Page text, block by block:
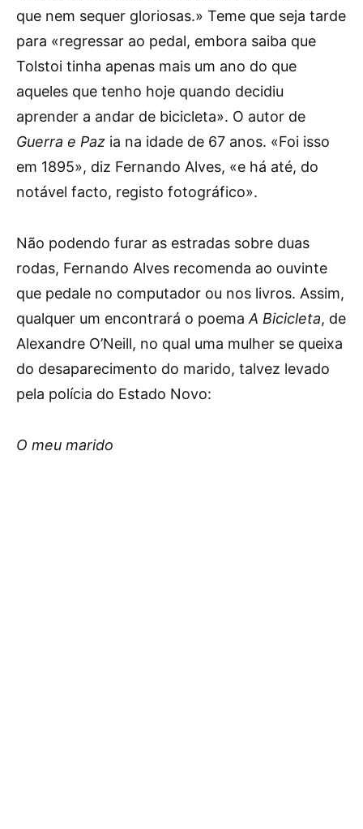
que nem sequer gloriosas.» Teme que seja tarde
para «regressar ao pedal, embora saiba que
Tolstoi tinha apenas mais um ano do que
aqueles que tenho hoje quando decidiu
aprender a andar de bicicleta». O autor de
Guerra e Paz ia na idade de 67 anos. «Foi isso
em 1895», diz Fernando Alves, «e há até, do
notável facto, registo fotográfico».
Não podendo furar as estradas sobre duas
rodas, Fernando Alves recomenda ao ouvinte
que pedale no computador ou nos livros. Assim,
qualquer um encontrará o poema A Bicicleta, de
Alexandre O’Neill, no qual uma mulher se queixa
do desaparecimento do marido, talvez levado
pela polícia do Estado Novo:
O meu marido